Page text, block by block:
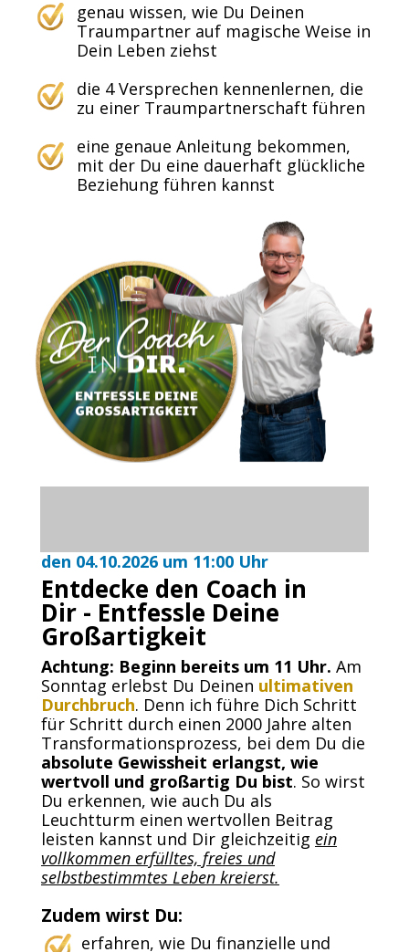
genau wissen, wie Du Deinen
Traumpartner auf magische Weise in
Dein Leben ziehst
die 4 Versprechen kennenlernen, die
zu einer Traumpartnerschaft führen
eine genaue Anleitung bekommen,
mit der Du eine dauerhaft glückliche
Beziehung führen kannst
den 04.10.2026 um 11:00 Uhr
Entdecke den Coach in
Dir - Entfessle Deine
Großartigkeit
Achtung: Beginn bereits um 11 Uhr. Am
Sonntag erlebst Du Deinen ultimativen
Durchbruch. Denn ich führe Dich Schritt
für Schritt durch einen 2000 Jahre alten
Transformationsprozess, bei dem Du die
absolute Gewissheit erlangst, wie
wertvoll und großartig Du bist. So wirst
Du erkennen, wie auch Du als
Leuchtturm einen wertvollen Beitrag
leisten kannst und Dir gleichzeitig ein
vollkommen erfülltes, freies und
selbstbestimmtes Leben kreierst.
Zudem wirst Du:
erfahren, wie Du finanzielle und